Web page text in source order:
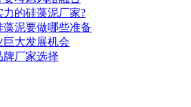
的硅藻泥厂家?
藻泥要做哪些准备
巨大发展机会
厂家选择